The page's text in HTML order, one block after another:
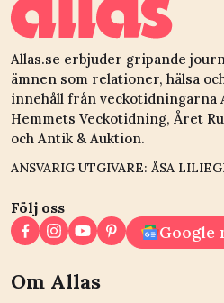
Allas.se erbjuder gripande
ämnen som relationer, hälsa
innehåll från veckotidningarna
Hemmets Veckotidning, Året
och Antik & Auktion.
ANSVARIG UTGIVARE: ÅSA
Följ oss
Google
Om Allas